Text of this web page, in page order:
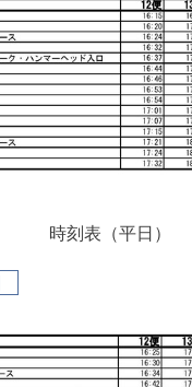
時刻表（平日）